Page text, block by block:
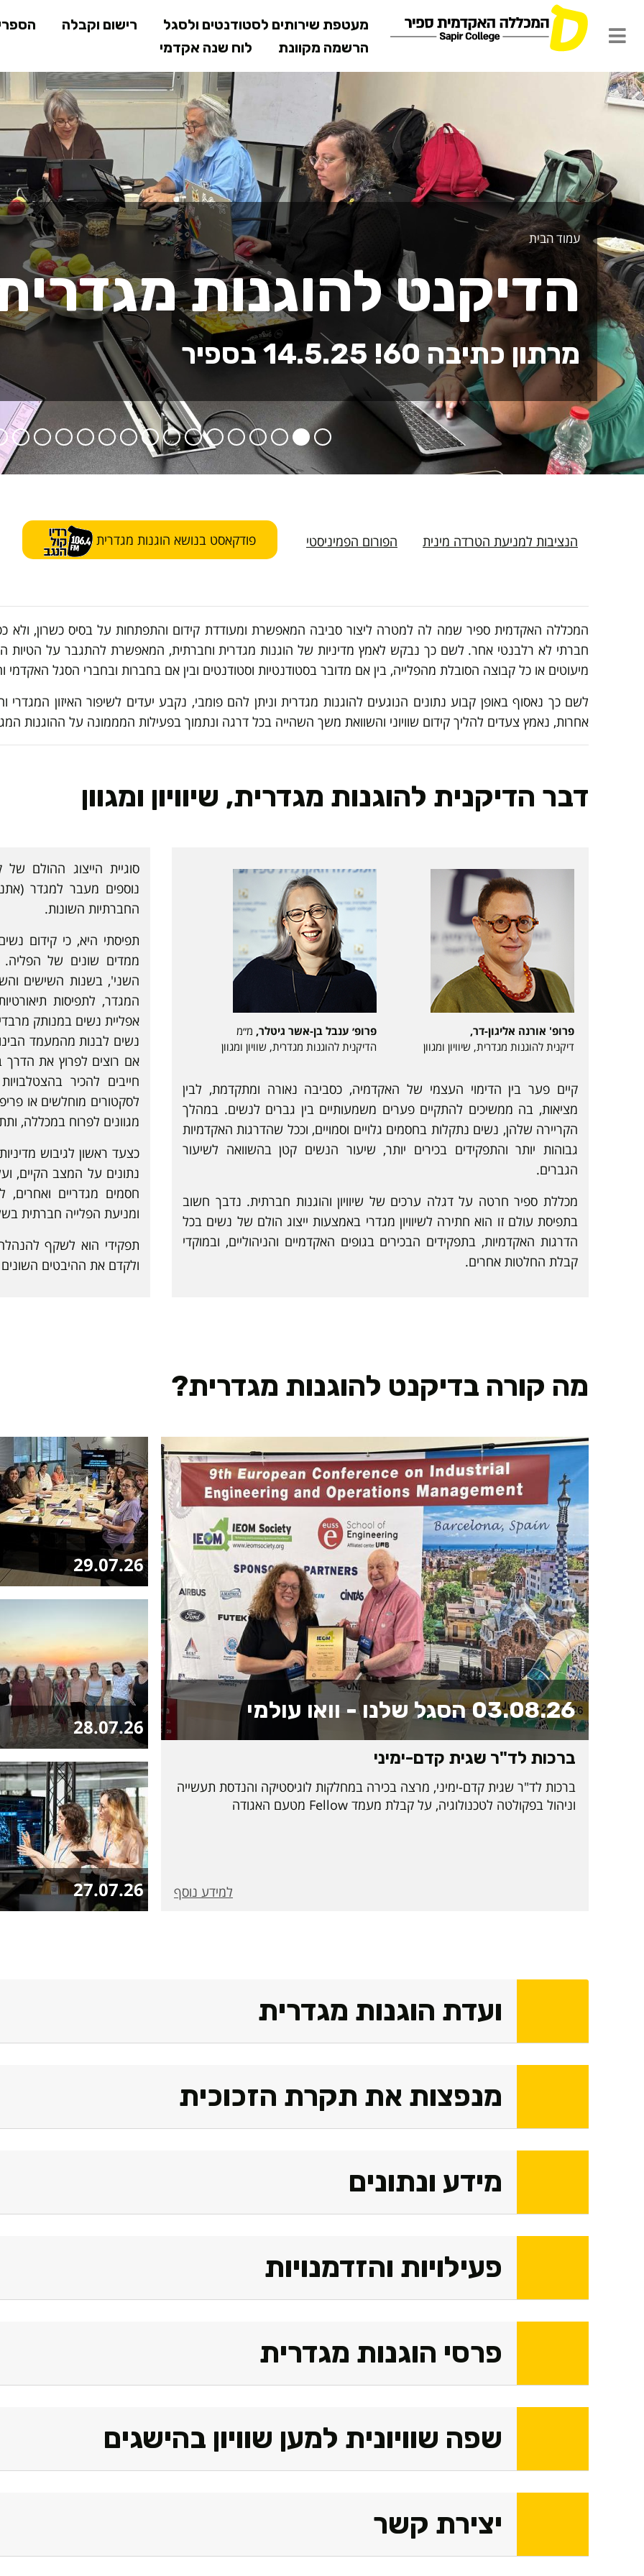
לתוכן
המרכזי
מעטפת שירותים לסטודנטים ולסגל רישום וקבלה
הרשמה מקוונת
לוח שנה אקדמי
הדיקנט להוגנות מגדרית
עמוד הבית
הדיקנט להוגנות
מרתון כתיבה 60! 14.5.25 בספיר
הנציבות למניעת הטרדה מינית הפורום הפמיניסטי פודקאסט בנושא הוגנות מגדרית
המכללה האקדמית ספיר שמה לה למטרה ליצור סביבה המאפשרת ומעודדת קידום והתפתחות על בסיס כשרון, ולא
חברתי לא רלבנטי אחר. לשם כך נבקש לאמץ מדיניות של הוגנות מגדרית וחברתית, המאפשרת להתגבר על הטיות
מיעוטים או כל קבוצה הסובלת מהפלייה, בין אם מדובר בסטודנטיות וסטודנטים ובין אם בחברות ובחברי הסגל האקדמי
לשם כך נאסוף באופן קבוע נתונים הנוגעים להוגנות מגדרית וניתן להם פומבי, נקבע יעדים לשיפור האיזון
אחרות, נאמץ צעדים להליך קידום שוויוני והשוואת משך השהייה בכל דרגה ונתמוך בפעילות המממונה על ההוגנות
דבר הדיקנית להוגנות מגדרית, שיוויון ומגוון
פרופ' אורנה אליגון-דר,
דיקנית להוגנות מגדרית, שיוויון ומגוון
פרופ׳ ענבל בן-אשר גיטלר, מ״מ
הדיקנית להוגנות מגדרית, שוויון ומגוון
קיים פער בין הדימוי העצמי של האקדמיה, כסביבה נאורה ומתקדמת, לבין
מציאות, בה ממשיכים להתקיים פערים משמעותיים בין גברים לנשים. במהלך
הקריירה שלהן, נשים נתקלות בחסמים גלויים וסמויים, וככל שהדרגות האקדמיות
גבוהות יותר והתפקידים בכירים יותר, שיעור הנשים קטן בהשוואה לשיעור
הגברים.
מכללת ספיר חרטה על דגלה ערכים של שיוויון והוגנות חברתית. נדבך חשוב
בתפיסת עולם זו הוא חתירה לשיוויון מגדרי באמצעות ייצוג הולם של נשים בכל
הדרגות האקדמיות, בתפקידים הבכירים בגופים האקדמיים והניהוליים, ובמוקדי
קבלת החלטות אחרים.
סוגיית הייצוג ההולם
נוספים מעבר למגדר
החברתיות השונות.
ממדים שונים של הפליה.
השני', בשנות השישים
המגדר, לתפיסות
אפליית נשים במנותק
נשים לבנות מהמעמד
אם רוצים לפרוץ את הדרך
חייבים להכיר
לסקטורים מוחלשים או
מגוונים לפרוח במכללה,
כצעד ראשון לגיבוש
נתונים על המצב הקיים,
חסמים מגדריים ואחרים,
ומניעת הפלייה חברתית
תפקידי הוא לשקף
ולקדם את ההיבטים
מה קורה בדיקנט להוגנות מגדרית?
03.08.26הסגל שלנו - וואו עולמי
ברכות לד"ר שגית קדם-ימיני
ברכות לד"ר שגית קדם-ימיני, מרצה בכירה במחלקות לוגיסטיקה והנדסת תעשייה
וניהול בפקולטה לטכנולוגיה, על קבלת מעמד Fellow מטעם האגודה
למידע נוסף
29.07.26
28.07.26
27.07.26
ועדת הוגנות מגדרית
מנפצות את תקרת הזכוכית
מידע ונתונים
פעילויות והזדמנויות
פרסי הוגנות מגדרית
שפה שוויונית למען שוויון בהישגים
יצירת קשר